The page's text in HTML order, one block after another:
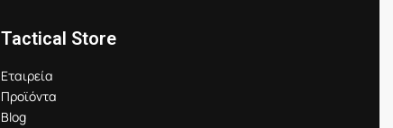
Tactical Store
Εταιρεία
Προϊόντα
Blog